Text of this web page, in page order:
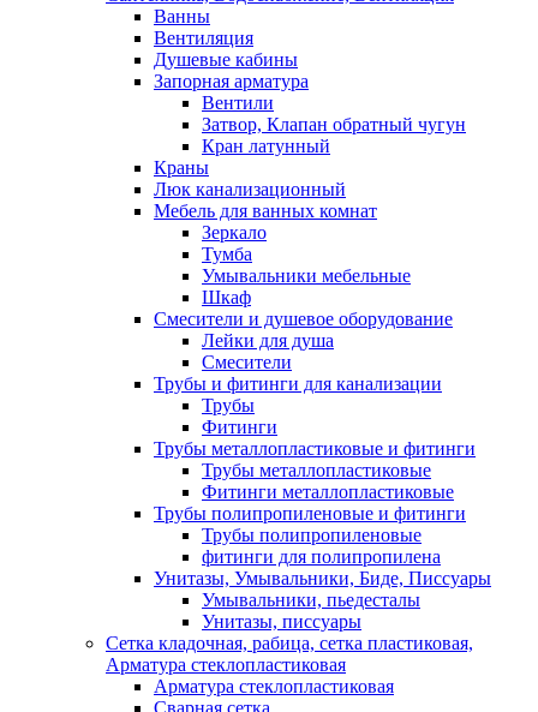
Ванны
Вентиляция
Душевые кабины
Запорная арматура
Вентили
Затвор, Клапан обратный чугун
Кран латунный
Краны
Люк канализационный
Мебель для ванных комнат
Зеркало
Тумба
Умывальники мебельные
Шкаф
Смесители и душевое оборудование
Лейки для душа
Смесители
Трубы и фитинги для канализации
Трубы
Фитинги
Трубы металлопластиковые и фитинги
Трубы металлопластиковые
Фитинги металлопластиковые
Трубы полипропиленовые и фитинги
Трубы полипропиленовые
фитинги для полипропилена
Унитазы, Умывальники, Биде, Писсуары
Умывальники, пьедесталы
Унитазы, писсуары
Сетка кладочная, рабица, сетка пластиковая,
Арматура стеклопластиковая
Арматура стеклопластиковая